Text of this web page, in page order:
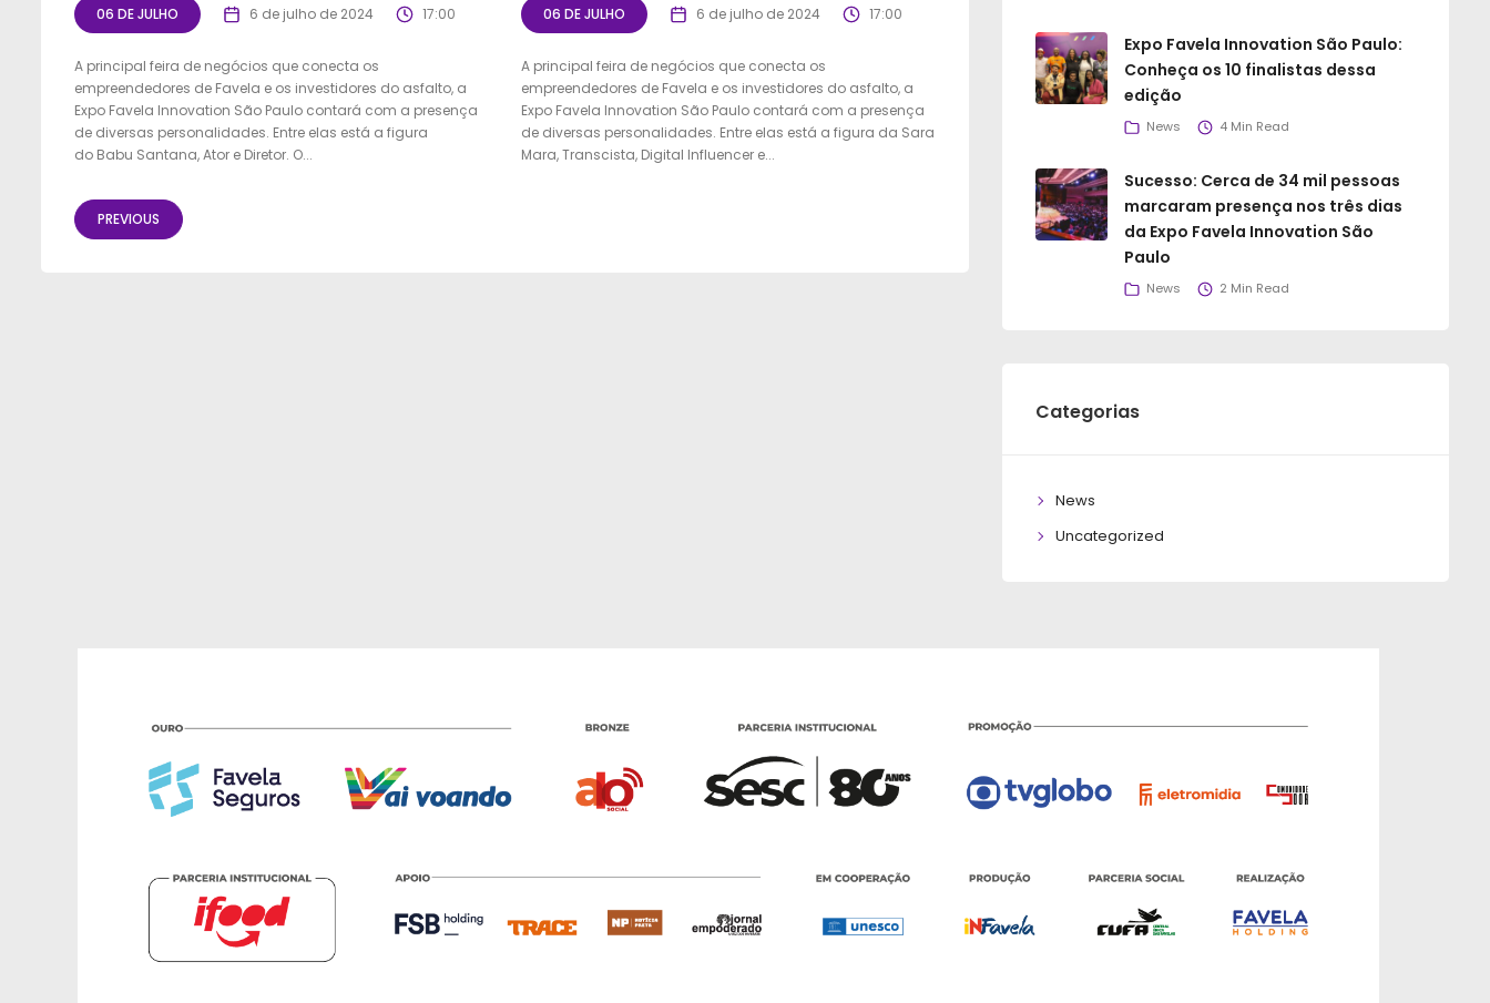
06 DE JULHO 6 de julho de 2024 17:00
A principal feira de negócios que conecta os
empreendedores de Favela e os investidores do asfalto, a
Expo Favela Innovation São Paulo contará com a presença
de diversas personalidades. Entre elas está a figura
do Babu Santana, Ator e Diretor. O...
06 DE JULHO 6 de julho de 2024 17:00
A principal feira de negócios que conecta os
empreendedores de Favela e os investidores do asfalto, a
Expo Favela Innovation São Paulo contará com a presença
de diversas personalidades. Entre elas está a figura da Sara
Mara, Transcista, Digital Influencer e...
PREVIOUS
Expo Favela Innovation São Paulo:
Conheça os 10 finalistas dessa
edição
News 4 Min Read
Sucesso: Cerca de 34 mil pessoas
marcaram presença nos três dias
da Expo Favela Innovation São
Paulo
News 2 Min Read
Categorias
News
Uncategorized